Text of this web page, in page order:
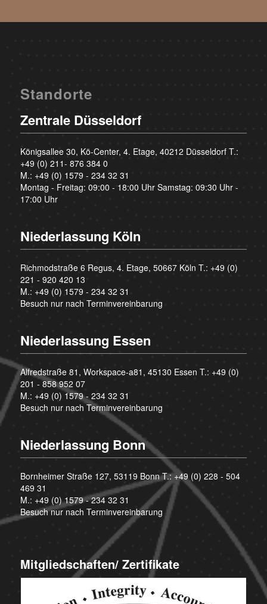
Standorte
Zentrale Düsseldorf
Königsallee 30, Kö-Center, 4. Etage, 40212 Düsseldorf T.:
+49 (0) 211- 876 384 0
M.: +49 (0) 1579 - 234 32 31
Montag - Freitag: 09:00 - 18:00 Uhr Samstag: 09:30 Uhr -
17:00 Uhr
Niederlassung Köln
Richmodstraße 6 Regus, 4. Etage, 50667 Köln T.: +49 (0)
221 - 920 420 13
M.: +49 (0) 1579 - 234 32 31
Besuch nur nach Terminvereinbarung
Niederlassung Essen
Alfredstraße 81, Workspace-a81, 45130 Essen T.: +49 (0)
201 - 858 952 07
M.: +49 (0) 1579 - 234 32 31
Besuch nur nach Terminvereinbarung
Niederlassung Bonn
Bornheimer Straße 127, 53119 Bonn T.:+49 (0) 228 - 504
469 31
M.: +49 (0) 1579 - 234 32 31
Besuch nur nach Terminvereinbarung
Mitgliedschaften/ Zertifikate